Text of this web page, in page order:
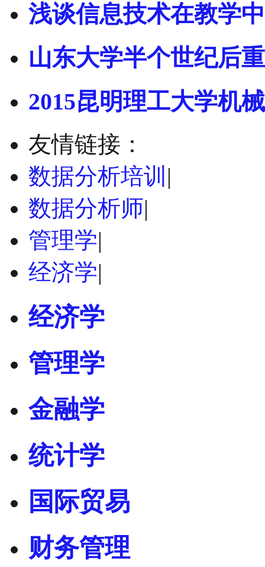
浅谈信息技术在教学
山东大学半个世纪后
2015昆明理工大学机械
友情链接：
数据分析培训 |
数据分析师|
管理学|
经济学|
经济学
管理学
金融学
统计学
国际贸易
财务管理